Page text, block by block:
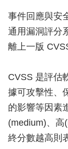
事件回應與安
通用漏洞評分
離上一版
CVSS 是評估
據可攻擊性、
的影響等因素
(medium)、高
終分數越高則